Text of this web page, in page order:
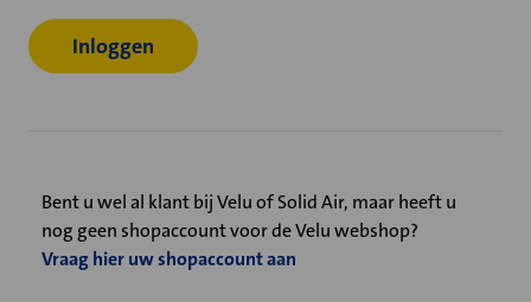
Bent u wel al klant bij Velu of Solid Air, maar heeft u
nog geen shopaccount voor de Velu webshop?
Vraag hier uw shopaccount aan